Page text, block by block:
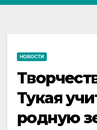
НОВОСТИ
Тукая
родную